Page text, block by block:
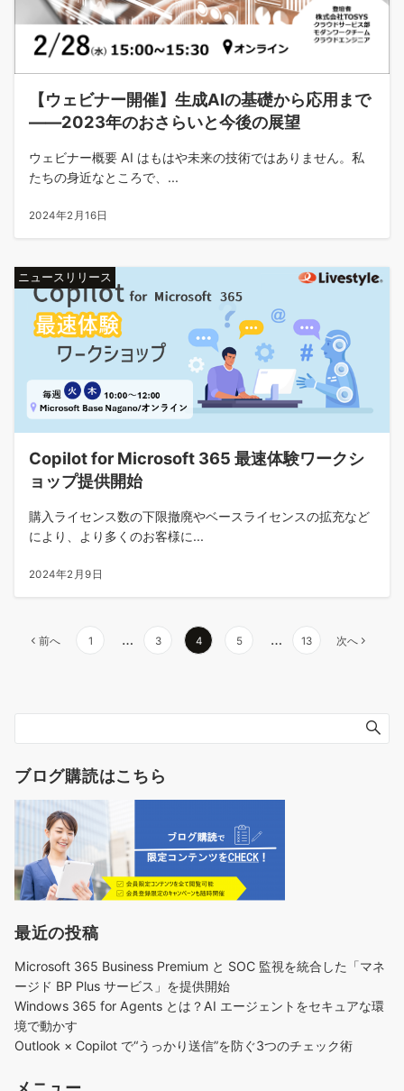
【ウェビナー開催】生成AIの基礎から応用まで
――2023年のおさらいと今後の展望
ウェビナー概要 AI はもはや未来の技術ではありません。私
たちの身近なところで、...
2024年2月16日
ニュースリリース
Copilot for Microsoft 365 最速体験ワークシ
ョップ提供開始
購入ライセンス数の下限撤廃やベースライセンスの拡充など
により、より多くのお客様に...
2024年2月9日
ジ
送
前へ 1 … 3 4 5 … 13 次へ
ブログ購読はこちら
最近の投稿
Microsoft 365 Business Premium と SOC 監視を統合した「マネ
ージド BP Plus サービス」を提供開始
Windows 365 for Agents とは？AI エージェントをセキュアな環
境で動かす
Outlook × Copilot で“うっかり送信”を防ぐ3つのチェック術​